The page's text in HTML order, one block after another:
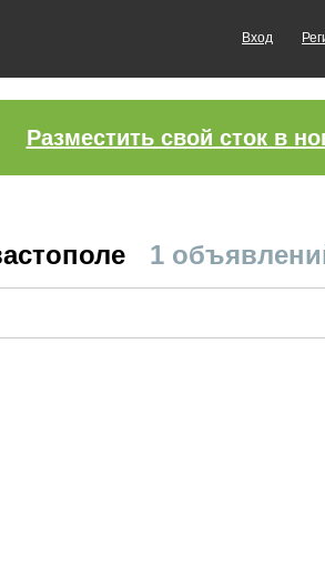
Вход
Разместить свой сток в
1